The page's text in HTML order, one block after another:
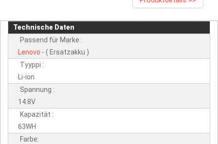
Technische Daten
Passend für Marke :
Lenovo - ( Ersatzakku )
Tyyppi :
Li-ion
Spannung :
14.8V
Kapazität :
63WH
Farbe: